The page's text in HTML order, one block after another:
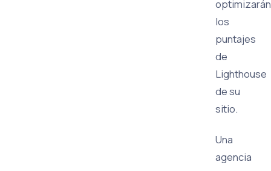
optimizarán
los
puntajes
de
Lighthouse
de su
sitio.
Una
agencia